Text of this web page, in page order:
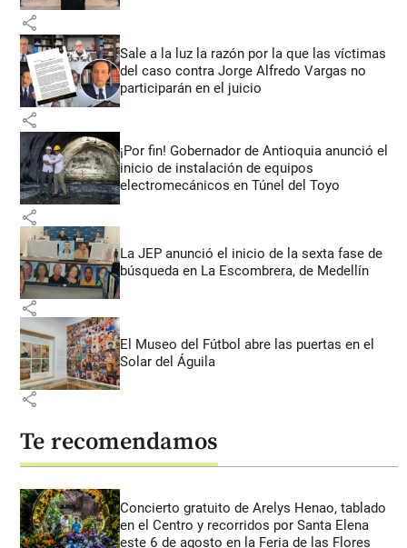
share
Sale a la luz la razón por la que las víctimas
del caso contra Jorge Alfredo Vargas no
participarán en el juicio
share
¡Por fin! Gobernador de Antioquia anunció el
inicio de instalación de equipos
electromecánicos en Túnel del Toyo
share
La JEP anunció el inicio de la sexta fase de
búsqueda en La Escombrera, de Medellín
share
El Museo del Fútbol abre las puertas en el
Solar del Águila
share
Te recomendamos
Concierto gratuito de Arelys Henao, tablado
en el Centro y recorridos por Santa Elena
este 6 de agosto en la Feria de las Flores